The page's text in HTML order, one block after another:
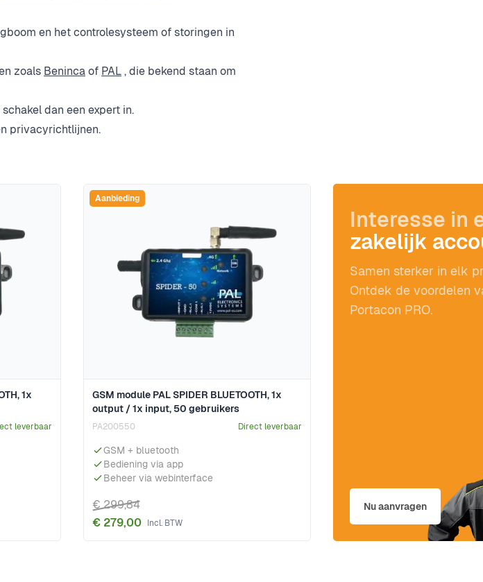
en het controlesysteem of storingen in
zoals Benincaof PAL, die bekend staan om
dan een expert in.
privacyrichtlijnen.
1x
leverbaar
GSM module PAL SPIDER BLUETOOTH, 1x
output / 1x input, 50 gebruikers
PA200550 Direct leverbaar
GSM + bluetooth
Bediening via app
Beheer via webinterface
€ 279,00
€ 299,84
Aanbieding
Interesse in
zakelijk
Samen sterker in elk
Ontdek de voordelen
Portacon PRO.
Nu aanvragen